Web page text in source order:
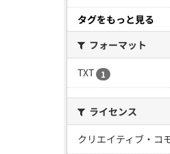
タグをもっと見る
フォーマット
TXT
1
ライセンス
クリエイティブ・コ